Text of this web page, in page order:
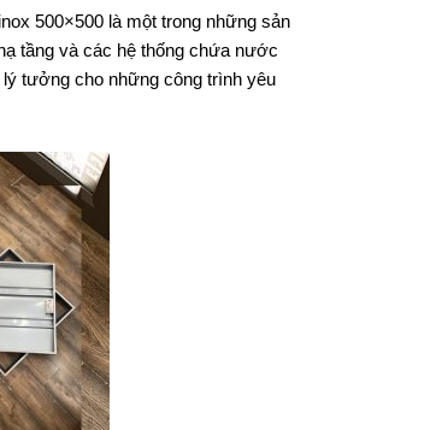
500×500 là một trong những sản
tầng và các hệ thống chứa nước
tưởng cho những công trình yêu